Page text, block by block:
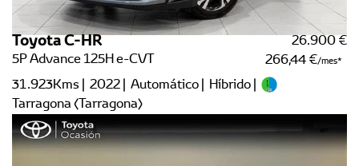
Toyota C-HR
5P Advance 125H e-CVT
26.900 €
266,44 €/mes
31.923Kms | 2022 | Automático | Híbrido |
Tarragona (Tarragona)